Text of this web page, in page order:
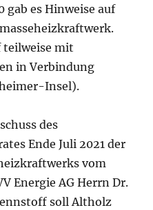
gab es Hinweise auf
teilweise mit
in Verbindung
Insel).
des
Ende Juli 2021 der
vom
Energie AG Herrn Dr.
soll Altholz